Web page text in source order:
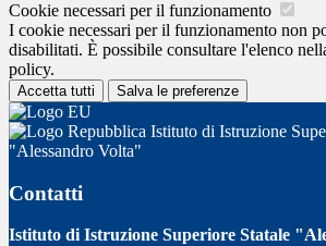
Cookie necessari per il funzionamento
I cookie necessari per il funzionamento non
disabilitati. È possibile consultare l'elenco
policy.
Accetta tutti Salva le preferenze
Istituto di Istruzione
"Alessandro Volta"
Contatti
Istituto di Istruzione Superiore Statale